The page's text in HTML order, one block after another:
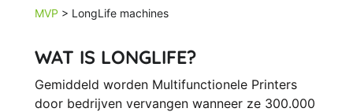
MVP > LongLife machines
WAT IS LONGLIFE?
Gemiddeld worden Multifunctionele Printers
door bedrijven vervangen wanneer ze 300.000